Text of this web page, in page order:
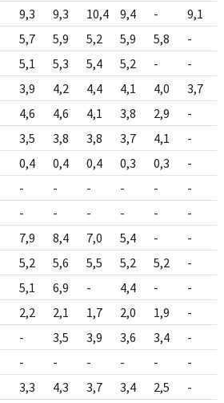
9,3 9,3 10,4 9,4 - 9,1
5,7 5,9 5,2 5,9 5,8 -
5,1 5,3 5,4 5,2 - -
3,9 4,2 4,4 4,1 4,0 3,7
4,6 4,6 4,1 3,8 2,9 -
3,5 3,8 3,8 3,7 4,1 -
0,4 0,4 0,4 0,3 0,3 -
- - - - - -
- - - - - -
7,9 8,4 7,0 5,4 - -
5,2 5,6 5,5 5,2 5,2 -
5,1 6,9 - 4,4 - -
2,2 2,1 1,7 2,0 1,9 -
- 3,5 3,9 3,6 3,4 -
- - - - - -
3,3 4,3 3,7 3,4 2,5 -